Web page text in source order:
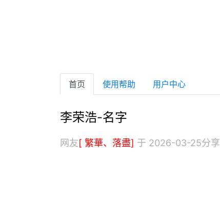
首页 使用帮助 用户中心
李荣浩-名字
网友[ 繁華、落盡] 于 2026-03-25分享